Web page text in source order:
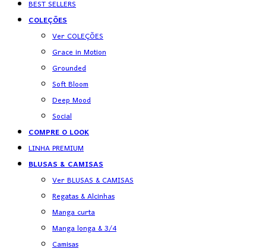
BEST SELLERS
COLEÇÕES
Ver COLEÇÕES
Grace in Motion
Grounded
Soft Bloom
Deep Mood
Social
COMPRE O LOOK
LINHA PREMIUM
BLUSAS & CAMISAS
Ver BLUSAS & CAMISAS
Regatas & Alcinhas
Manga curta
Manga longa & 3/4
Camisas